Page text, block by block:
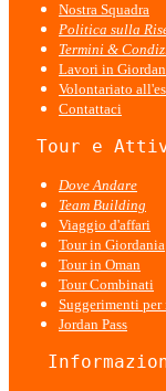
Nostra Squadra
Politica sulla
Termini &
Lavori in
Volontariato
Contattaci
Tour e
Dove Andare
Team Building
Viaggio d'affari
Tour in Giordania
Tour in Oman
Tour Combinati
Suggerimenti
Jordan Pass